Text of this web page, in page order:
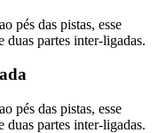
pés das pistas, esse
duas partes inter-ligadas.
pés das pistas, esse
duas partes inter-ligadas.